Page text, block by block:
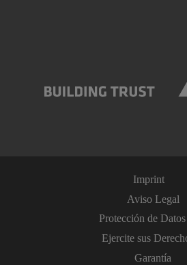
Imprint
Aviso Legal
Protección de
Ejercite sus
Garantía